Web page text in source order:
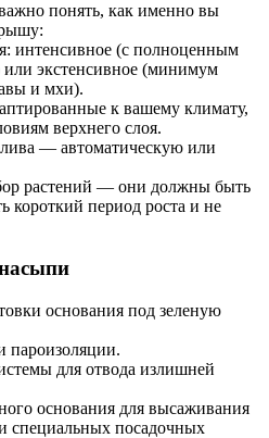
понять, как именно вы
интенсивное (с полноценным
или экстенсивное (минимум
и мхи).
к вашему климату,
верхнего слоя.
— автоматическую или
растений — они должны быть
короткий период роста и не
основания под зеленую
пароизоляции.
для отвода излишней
основания для высаживания
специальных посадочных